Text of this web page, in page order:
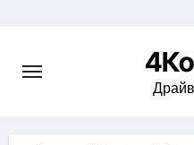
content